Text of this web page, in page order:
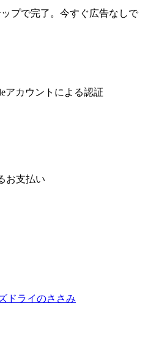
プで完了。今すぐ広告なしで
アカウントによる認証
お支払い